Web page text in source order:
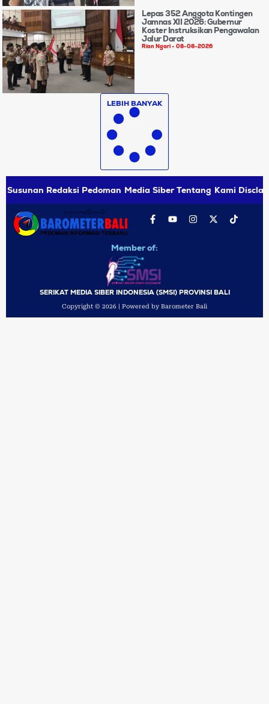
Lepas 352 Anggota Kontingen
Jamnas XII 2026: Gubernur
Koster Instruksikan Pengawalan
Jalur Darat
Rian Ngari 08-08-2026
LEBIH BANYAK
Susunan Redaksi Pedoman Media Siber Tentang Kami
Member of:
SERIKAT MEDIA SIBER INDONESIA (SMSI) PROVINSI BALI
Copyright © 2026 | Powered by Barometer Bali